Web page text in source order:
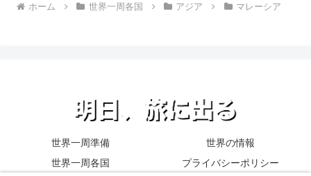
ホーム 世界一周各国 アジア マレーシア
世界一周準備
世界の情報
世界一周各国
プライバシーポリシー